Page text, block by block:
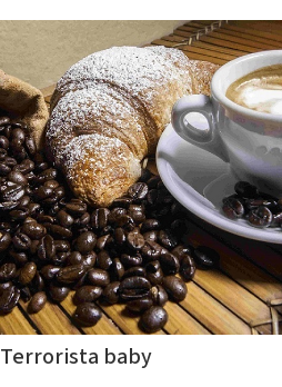
Terrorista baby